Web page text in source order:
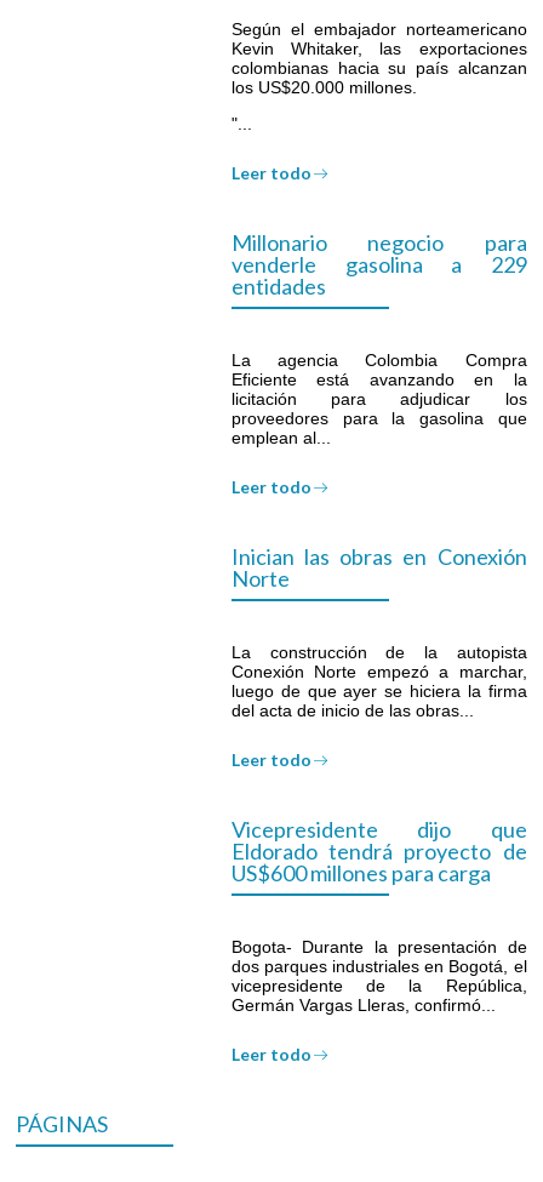
Según el embajador norteamericano
Kevin Whitaker, las exportaciones
colombianas hacia su país alcanzan
los US$20.000 millones.
"...
Leer todo
Millonario negocio para
venderle gasolina a 229
entidades
La agencia Colombia Compra
Eficiente está avanzando en la
licitación para adjudicar los
proveedores para la gasolina que
emplean al...
Leer todo
Inician las obras en Conexión
Norte
La construcción de la autopista
Conexión Norte empezó a marchar,
luego de que ayer se hiciera la firma
del acta de inicio de las obras...
Leer todo
Vicepresidente dijo que
Eldorado tendrá proyecto de
US$600 millones para carga
Bogota- Durante la presentación de
dos parques industriales en Bogotá, el
vicepresidente de la República,
Germán Vargas Lleras, confirmó...
Leer todo
PÁGINAS